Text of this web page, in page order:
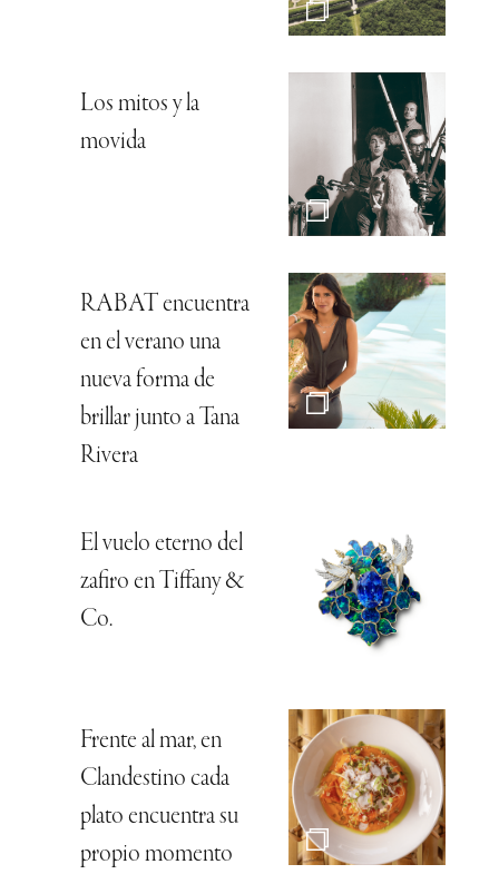
Los mitos y la
movida
RABAT encuentra
en el verano una
nueva forma de
brillar junto a Tana
Rivera
El vuelo eterno del
zafiro en Tiffany &
Co.
Frente al mar, en
Clandestino cada
plato encuentra su
propio momento